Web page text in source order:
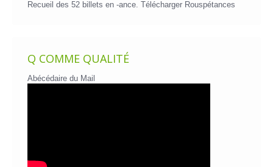
Recueil des 52 billets en -ance. Télécharger Rouspétances
Q COMME QUALITÉ
Abécédaire du Mail